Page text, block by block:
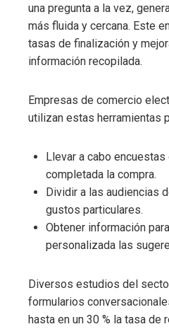
una pregunta a la vez,
más fluida y cercana. Este
tasas de finalización y
información recopilada.
Empresas de comercio
utilizan estas herramientas
Llevar a cabo
completada la compra.
Dividir a las audiencias
gustos particulares.
Obtener información
personalizada las
Diversos estudios del
formularios
hasta en un 30 % la tasa de